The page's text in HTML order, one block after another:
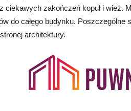
ciekawych zakończeń kopuł i wież.
do całęgo budynku. Poszczególne
architektury.